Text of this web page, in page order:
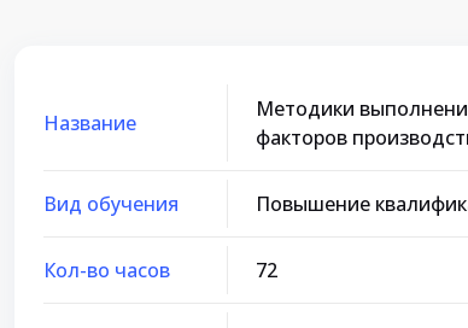
Название
Методики
факторов
Вид обучения Повышение
Кол-во часов 72